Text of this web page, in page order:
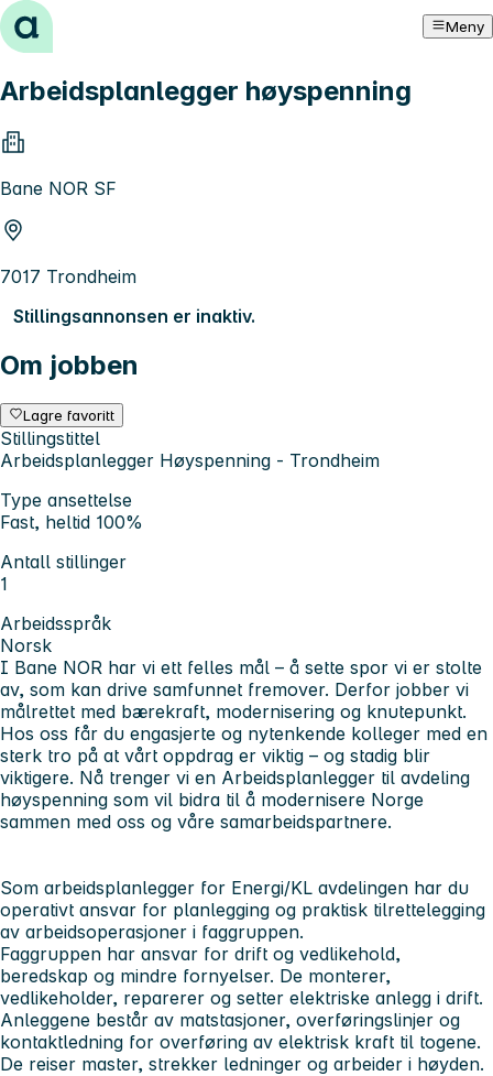
Hopp til innhold Meny
Arbeidsplanlegger høyspenning
Bane NOR SF
7017 Trondheim
Stillingsannonsen er inaktiv.
Om jobben
Lagre favoritt
Stillingstittel
Arbeidsplanlegger Høyspenning - Trondheim
Type ansettelse
Fast, heltid 100%
Antall stillinger
1
Arbeidsspråk
Norsk
I Bane NOR har vi ett felles mål – å sette spor vi er stolte
av, som kan drive samfunnet fremover. Derfor jobber vi
målrettet med bærekraft, modernisering og knutepunkt.
Hos oss får du engasjerte og nytenkende kolleger med en
sterk tro på at vårt oppdrag er viktig – og stadig blir
viktigere. Nå trenger vi en Arbeidsplanlegger til avdeling
høyspenning som vil bidra til å modernisere Norge
sammen med oss og våre samarbeidspartnere.
Som arbeidsplanlegger for Energi/KL avdelingen har du
operativt ansvar for planlegging og praktisk tilrettelegging
av arbeidsoperasjoner i faggruppen.
Faggruppen har ansvar for drift og vedlikehold,
beredskap og mindre fornyelser. De monterer,
vedlikeholder, reparerer og setter elektriske anlegg i drift.
Anleggene består av matstasjoner, overføringslinjer og
kontaktledning for overføring av elektrisk kraft til togene.
De reiser master, strekker ledninger og arbeider i høyden.